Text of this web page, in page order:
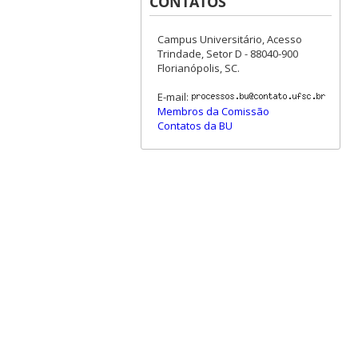
Campus Universitário, Acesso
Trindade, Setor D - 88040-900
Florianópolis, SC.
E-mail:
Membros da Comissão
Contatos da BU